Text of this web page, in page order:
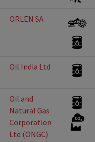
ORLEN SA
Oil India Ltd
Oil and
Natural Gas
Corporation
Ltd (ONGC)